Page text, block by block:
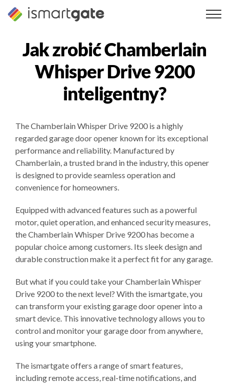
Przejdź
do
Jak zrobićChamberlain
Whisper Drive 9200
inteligentny?
The Chamberlain Whisper Drive 9200 is a highly
regarded garage door opener known for its exceptional
performance and reliability. Manufactured by
Chamberlain, a trusted brand in the industry, this opener
is designed to provide seamless operation and
convenience for homeowners.
Equipped with advanced features such as a powerful
motor, quiet operation, and enhanced security measures,
the Chamberlain Whisper Drive 9200 has become a
popular choice among customers. Its sleek design and
durable construction make it a perfect fit for any garage.
But what if you could take your Chamberlain Whisper
Drive 9200 to the next level? With the ismartgate, you
can transform your existing garage door opener into a
smart device. This innovative technology allows you to
control and monitor your garage door from anywhere,
using your smartphone.
The ismartgate offers a range of smart features,
including remote access, real-time notifications, and